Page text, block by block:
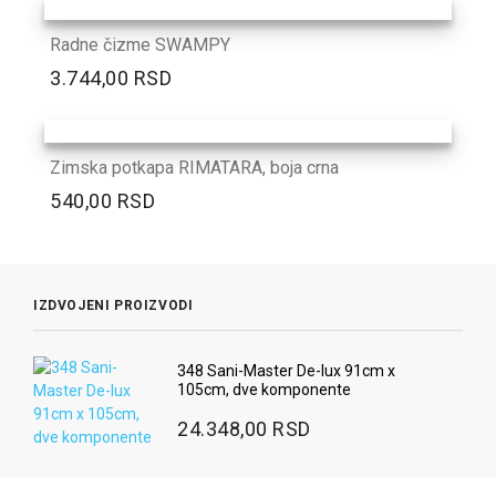
Radne čizme SWAMPY
3.744,00 RSD
Zimska potkapa RIMATARA, boja crna
540,00 RSD
IZDVOJENI PROIZVODI
348 Sani-Master De-lux 91cm x
105cm, dve komponente
24.348,00 RSD